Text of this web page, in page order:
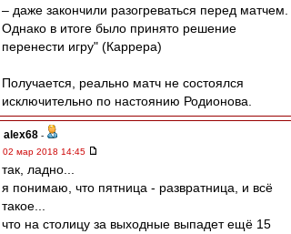
– даже закончили разогреваться перед матчем.
Однако в итоге было принято решение
перенести игру" (Каррера)
Получается, реально матч не состоялся
исключительно по настоянию Родионова.
alex68 -
02 мар 2018 14:45
так, ладно...
я понимаю, что пятница - развратница, и всё
такое...
что на столицу за выходные выпадет ещё 15